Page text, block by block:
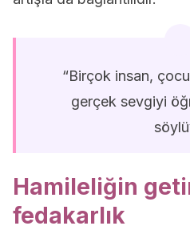
“Birçok insan,
gerçek sevgiyi
Hamileliğin
fedakarlık